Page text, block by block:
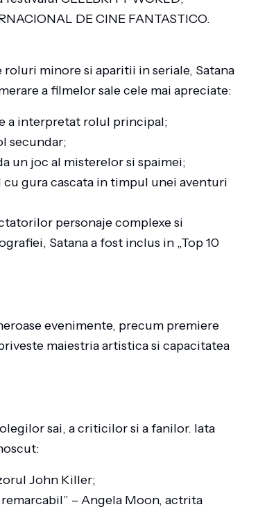
DE CINE FANTASTICO.
minore si aparitii in seriale, Satana
a filmelor sale cele mai apreciate:
a interpretat rolul principal;
secundar;
un joc al misterelor si spaimei;
gura cascata in timpul unei aventuri
personaje complexe si
Satana a fost inclus in „Top 10
evenimente, precum premiere
maiestria artistica si capacitatea
sai, a criticilor si a fanilor. Iata
John Killer;
– Angela Moon, actrita